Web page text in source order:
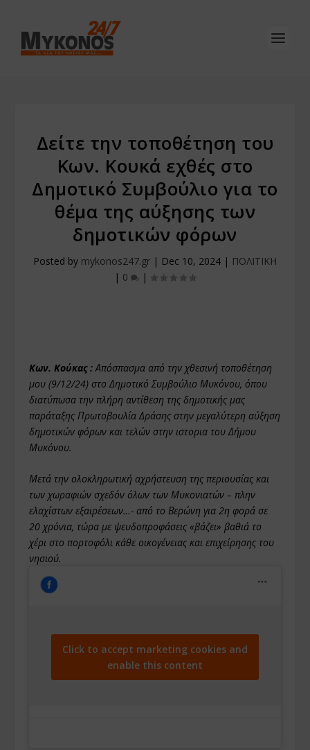
Δείτε την τοποθέτηση του
Κων. Κουκά εχθές στο
Δημοτικό Συμβούλιο για το
θέμα της αύξησης των
δημοτικών φόρων
Posted by mykonos247.gr | Dec 10, 2024 | ΠΟΛΙΤΙΚΗ
| 0 |
Κων. Κούκας :Απόσπασμα από την χθεσινή τοποθέτηση
μου (9/12/24) στο Δημοτικό Συμβούλιο Μυκόνου, όπου
διατύπωσα την πλήρη αντίθεση της δημοτικής μας
παράταξηςΠρωτοβουλία Δράσης στην μεγαλύτερη αύξηση
δημοτικών φόρων και τελών στην ιστορια του Δήμου
Μυκόνου.
Μετά την ολοκληρωτική αχρήστευση της περιουσίας και
των χωραφιών σχεδόν όλων των Μυκονιατών – πλην
ελαχίστων εξαιρέσεων…- από το Βερώνη για 2η φορά σε
20 χρόνια, τώρα με ψευδοπροφάσεις «βάζει» βαθιά το
χέρι στο πορτοφόλι κάθε οικογένειας και επιχείρησης του
νησιού.
Click to accept marketing cookies and
enable this content